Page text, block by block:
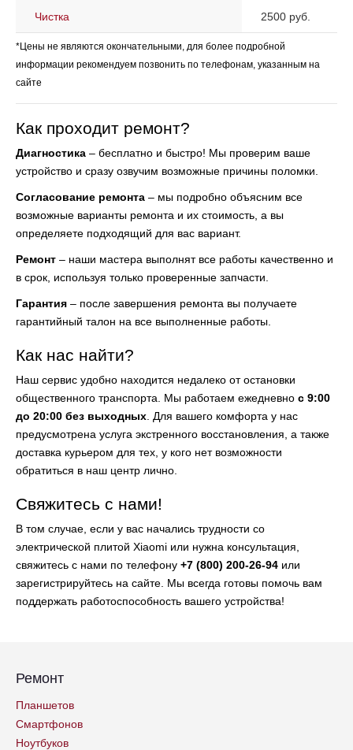
Чистка 2500 руб.
*Цены не являются окончательными, для более подробной
информации рекомендуем позвонить по телефонам, указанным на
сайте
Как проходит ремонт?
Диагностика – бесплатно и быстро! Мы проверим ваше
устройство и сразу озвучим возможные причины поломки.
Согласование ремонта – мы подробно объясним все
возможные варианты ремонта и их стоимость, а вы
определяете подходящий для вас вариант.
Ремонт – наши мастера выполнят все работы качественно и
в срок, используя только проверенные запчасти.
Гарантия – после завершения ремонта вы получаете
гарантийный талон на все выполненные работы.
Как нас найти?
Наш сервис удобно находится недалеко от остановки
общественного транспорта. Мы работаем ежедневно с 9:00
до 20:00 без выходных . Для вашего комфорта у нас
предусмотрена услуга экстренного восстановления, а также
доставка курьером для тех, у кого нет возможности
обратиться в наш центр лично.
Свяжитесь с нами!
В том случае, если у вас начались трудности со
электрической плитой Xiaomi или нужна консультация,
свяжитесь с нами по телефону +7 (800) 200-26-94 или
зарегистрируйтесь на сайте. Мы всегда готовы помочь вам
поддержать работоспособность вашего устройства!
Ремонт
Планшетов
Смартфонов
Ноутбуков